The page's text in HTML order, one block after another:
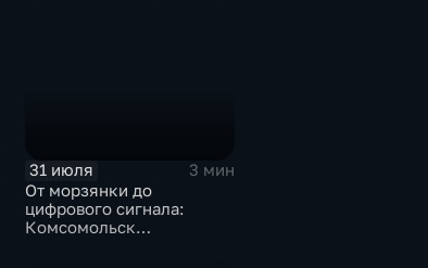
31 июля
3 мин
От морзянки до
цифрового сигнала:
Комсомольск